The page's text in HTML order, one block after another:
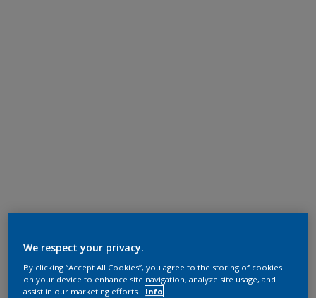
We respect your privacy.
By clicking “Accept All Cookies”, you agree to the storing of cookies
on your device to enhance site navigation, analyze site usage, and
assist in our marketing efforts.
Info